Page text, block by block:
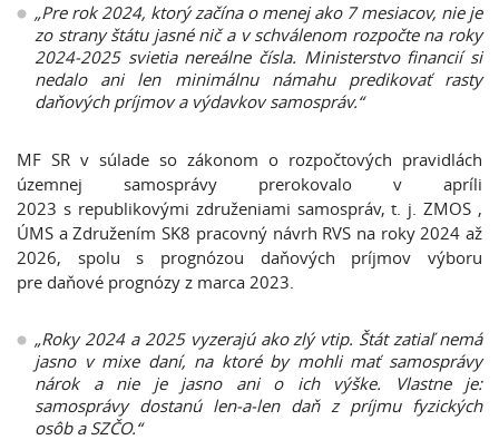
„Pre rok 2024, ktorý začína o menej ako 7 mesiacov, nie je
zo strany štátu jasné nič a v schválenom rozpočte na roky
2024-2025 svietia nereálne čísla. Ministerstvo financií si
nedalo ani len minimálnu námahu predikovať rasty
daňových príjmov a výdavkov samospráv.“
MF SR v súlade so zákonom o rozpočtových pravidlách
územnej samosprávy prerokovalo v apríli
2023 s republikovými združeniami samospráv, t. j. ZMOS ,
ÚMS a Združením SK8 pracovný návrh RVS na roky 2024 až
2026, spolu s prognózou daňových príjmov výboru
pre daňové prognózy z marca 2023.
„Roky 2024 a 2025 vyzerajú ako zlý vtip. Štát zatiaľ nemá
jasno v mixe daní, na ktoré by mohli mať samosprávy
nárok a nie je jasno ani o ich výške. Vlastne je:
samosprávy dostanú len-a-len daň z príjmu fyzických
osôb a SZČO.“